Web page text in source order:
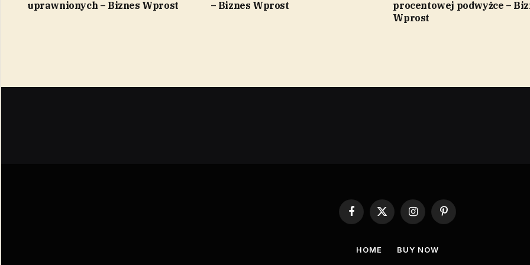
uprawnionych – Biznes Wprost – Biznes Wprost
procentowej podwyżce –
Wprost
Facebook
X
InstagramPinterest
HOME BUY NOW